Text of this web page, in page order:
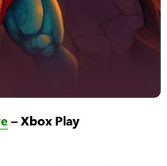
– Xbox Play